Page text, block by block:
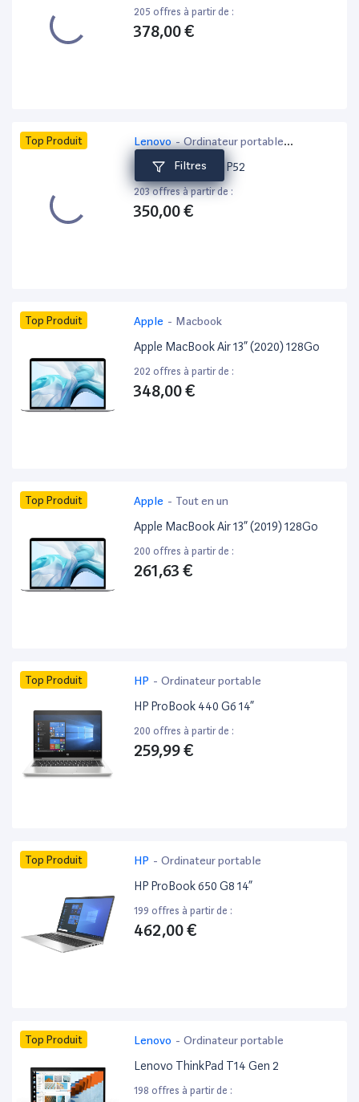
Filtres
205 offres à partir de :
378,00 €
Top Produit Lenovo- Ordinateur portable
bureautique
Lenovo ThinkPad P52
203 offres à partir de :
350,00 €
Top Produit Apple - Macbook
Apple MacBook Air 13” (2020) 128Go
202 offres à partir de :
348,00 €
Top Produit Apple - Tout en un
Apple MacBook Air 13” (2019) 128Go
200 offres à partir de :
261,63 €
Top Produit HP - Ordinateur portable
HP ProBook 440 G6 14”
200 offres à partir de :
259,99 €
Top Produit HP - Ordinateur portable
HP ProBook 650 G8 14”
199 offres à partir de :
462,00 €
Top Produit Lenovo - Ordinateur portable
Lenovo ThinkPad T14 Gen 2
198 offres à partir de :